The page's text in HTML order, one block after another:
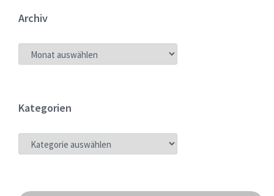
Archiv
ARCHIV
Kategorien
KATEGORIEN